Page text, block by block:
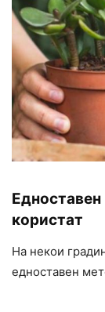
користат
На некои
едноставен